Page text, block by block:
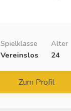
Spielklasse
Vereinslos
Alter
24
Zum Profil